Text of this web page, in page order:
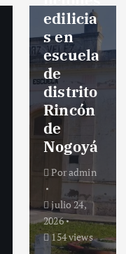
edilicia
s en
escuela
de
distrito
Rincón
de
Nogoyá
Poradmin
julio 24,
2026
154 views